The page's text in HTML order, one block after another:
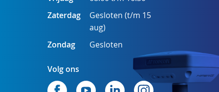
Zaterdag
Gesloten (t/m 15
aug)
Zondag
Gesloten
Volg ons